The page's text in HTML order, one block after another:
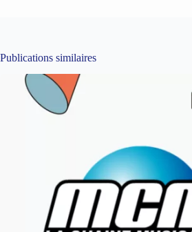
Publications similaires